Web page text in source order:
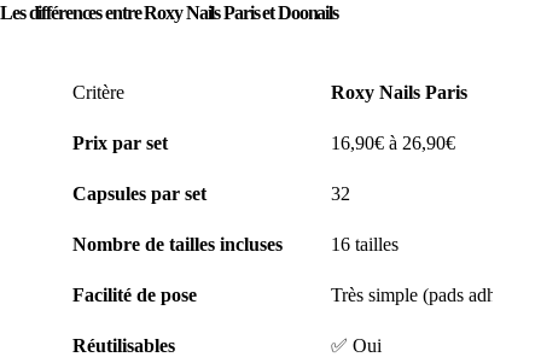
Les différences entre Roxy Nails Paris et Doonails
Critère Roxy Nails Paris
Prix par set 16,90€ à 26,90€
Capsules par set 32
Nombre de tailles incluses 16 tailles
Facilité de pose Très simple (pads adhésifs
Réutilisables ✅ Oui